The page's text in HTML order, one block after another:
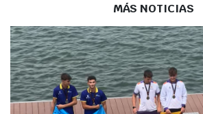
reducido con vistas al Nacional pero el
de todas las pruebas.
Los resultados más destacados llegaron
donde Vinca Escandell se impuso en K1
seguidas en ambos por Dion López. La
Mahón se colgó el oro, además, en K2 200
MÁS NOTICIAS